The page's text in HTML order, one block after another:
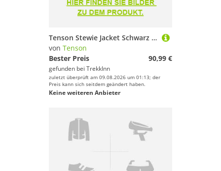
Tenson Stewie Jacket Schwarz M Mann
von Tenson
Bester Preis
90,99 €
gefunden bei TrekkInn
zuletzt überprüft am 09.08.2026 um 01:13; der
Preis kann sich seitdem geändert haben.
Keine weiteren Anbieter